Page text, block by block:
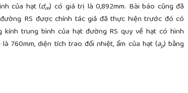
của hạt (dm) có giá trị là 0,892mm. Bài báo cũng đã
RS được chính tác giả đã thực hiện trước đó có
trung bình của hạt đường RS quy về hạt có hình
là 760mm, diện tích trao đổi nhiệt, ẩm của hạt (ap) bằng